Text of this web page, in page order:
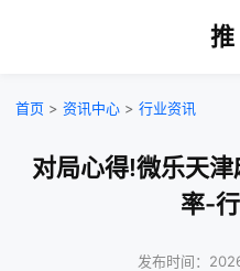
推
首页 > 资讯中心 > 行业资讯
对局心得!微乐天
率-
发布时间：